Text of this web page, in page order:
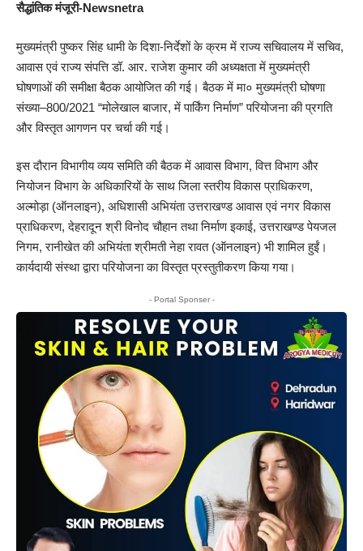
सैद्धांतिक मंजूरी-Newsnetra
मुख्यमंत्री पुष्कर सिंह धामी के दिशा-निर्देशों के क्रम में राज्य सचिवालय में सचिव,
आवास एवं राज्य संपत्ति डॉ. आर. राजेश कुमार की अध्यक्षता में मुख्यमंत्री
घोषणाओं की समीक्षा बैठक आयोजित की गई। बैठक में मा० मुख्यमंत्री घोषणा
संख्या–800/2021 “मोलेखाल बाजार, में पार्किंग निर्माण” परियोजना की प्रगति
और विस्तृत आगणन पर चर्चा की गई।
इस दौरान विभागीय व्यय समिति की बैठक में आवास विभाग, वित्त विभाग और
नियोजन विभाग के अधिकारियों के साथ जिला स्तरीय विकास प्राधिकरण,
अल्मोड़ा (ऑनलाइन), अधिशासी अभियंता उत्तराखण्ड आवास एवं नगर विकास
प्राधिकरण, देहरादून श्री विनोद चौहान तथा निर्माण इकाई, उत्तराखण्ड पेयजल
निगम, रानीखेत की अभियंता श्रीमती नेहा रावत (ऑनलाइन) भी शामिल हुईं।
कार्यदायी संस्था द्वारा परियोजना का विस्तृत प्रस्तुतीकरण किया गया।
- Portal Sponser -